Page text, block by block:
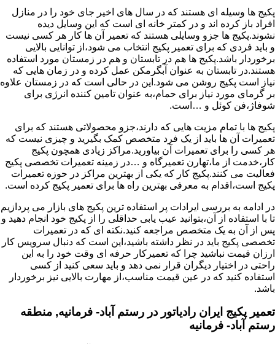
پکیج ها وسیله ای هستند که در سال های اخیر جای خود را در منازل
افراد باز کرده اند و در کمتر خانه ای است که این وسایل دیده
نشوند.پکیج ها جزو وسایلی هستند که تعمیر آن ها کار هر کسی نیست
و باید فردی که برای تعمیر پکیج انتخاب می شود،از توانایی بالایی
برخوردار باشد.پکیج ها هم در تابستان و هم در زمستان مورد استفاده
هستند.در تابستان به عنوان آبگرمکن عمل کرده و در زمان هایی که
نیاز است پکیج روشن می شود.این در حالی است که در زمستان علاوه
بر گرمای مورد نیاز برای حمام،به عنوان تامین کننده انرژی برای
شوفاژ،فن کوئل و …است.
پکیج ها با تمام مزیت هایی که دارند،جزو محصولاتی هستند که برای
تعمیرات آن ها باید از یک فرد متخصص کمک بگیرید و چیزی نیست که
هر کسی را برای تعمیرات آن بیاورید.مراکز زیادی همچون پکیج
کار،خدمت از ما،تهارن تعمیرگاه و …در زمینه تعمیرات تخصصی پکیج
فعالیت می کنند.پکیج کار که یکی از بهترین مراکز در حوزه تعمیرات
پکیج است،اقدام به معرفی بهترین راه ها برای تعمیر پکیج کرده است.
در ادامه به بررسی ایرادات پر استفاده ترین پکیج های بازار می پردازیم
تا با استفاده از آن،بتوانید عیب یابی حداقلی را از پکیج خود انجام دهید و
پس از آن به یک متخصص مراجعه کنید.نکته ای که در تعمیرات
تخصصی پکیج باید در نظر داشته باشید،این است که دنبال سرویس کار
ارزان قیمت نباشید چرا که تعمیرکار حرفه ای وقت خود را به این
راحتی در اختیار دیگران قرار نمی دهد و باید سعی کنید از کسی
استفاده کنید که در عین قیمت مناسب،از مهارت بالایی نیز برخوردار
باشد.
تعمیر پکیج ایران رادیاتور در رستم آباد- فرمانیه, منطقه
رستم آباد- فرمانیه